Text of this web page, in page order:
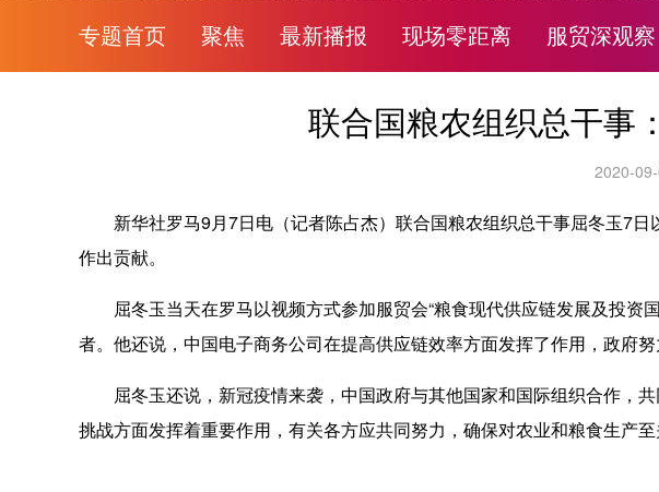
专题首页 聚焦 最新播报 现场零距离 服贸深观察
联合国粮农组织总干事
2020-
新华社罗马9月7日电（记者陈占杰）联合国粮农组织总干事屈冬玉7日
作出贡献。
屈冬玉当天在罗马以视频方式参加服贸会“粮食现代供应链发展及投资
者。他还说，中国电子商务公司在提高供应链效率方面发挥了作用，政府努
屈冬玉还说，新冠疫情来袭，中国政府与其他国家和国际组织合作，
挑战方面发挥着重要作用，有关各方应共同努力，确保对农业和粮食生产